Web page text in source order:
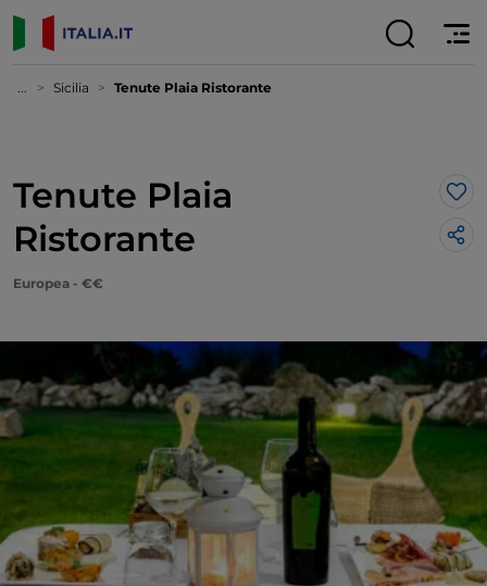
... Sicilia Tenute Plaia Ristorante
Tenute Plaia
Ristorante
Europea - €€